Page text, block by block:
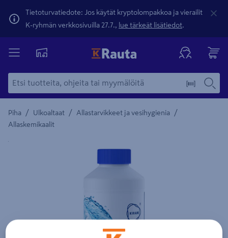
Tietoturvatiedote: Jos käytät kryptolompakkoa ja vierailit
K-ryhmän verkkosivuilla 27.7., lue tärkeät lisätiedot.
Piha / Ulkoaltaat / Allastarvikkeet ja vesihygienia /
Allaskemikaalit
Yksityiskohtainen kuvaus löytyy Tuotteen kuvaus -